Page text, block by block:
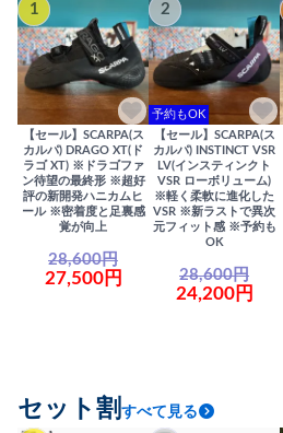
1
【セール】SCARPA(ス
カルパ) DRAGO XT(ド
ラゴ XT) ※ドラゴファ
ン待望の最終形 ※超好
評の新開発ハニカムヒ
ール ※密着度と足裏感
覚が向上
28,600円
27,500円
2
予約もOK
【セール】SCARPA(ス
カルパ) INSTINCT VSR
LV(インスティンクト
VSR ローボリューム)
※軽く柔軟に進化した
VSR ※新ラストで異次
元フィット感 ※予約も
OK
28,600円
24,200円
セット割 すべて見る